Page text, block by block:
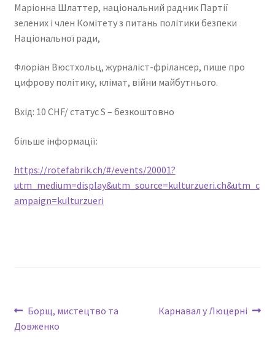
Маріонна Шлаттер, національний радник Партії
зелених і член Комітету з питань політики безпеки
Національної ради,
Флоріан Вюстхольц, журналіст-фрілансер, пише про
цифрову політику, клімат, війни майбутнього.
Вхід: 10 CHF/ статус S – безкоштовно
більше інформації:
https://rotefabrik.ch/#/events/20001?
utm_medium=display&utm_source=kulturzueri.ch&utm_c
ampaign=kulturzueri
Борщ, мистецтво та
Довженко
Карнавал у Люцерні